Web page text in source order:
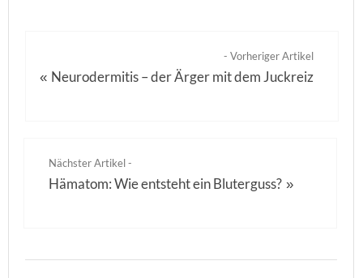
- Vorheriger Artikel
« Neurodermitis – der Ärger mit dem Juckreiz
Nächster Artikel -
Hämatom: Wie entsteht ein Bluterguss? »